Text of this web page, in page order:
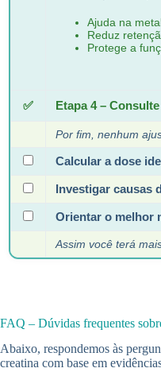
Ajuda na
Reduz
Protege a
✅ Etapa 4 –
Por fim, nenhum
Calcular a dose
Investigar causas
Orientar o melhor
Assim você terá
FAQ – Dúvidas frequentes
Abaixo, respondemos às
creatina com base em